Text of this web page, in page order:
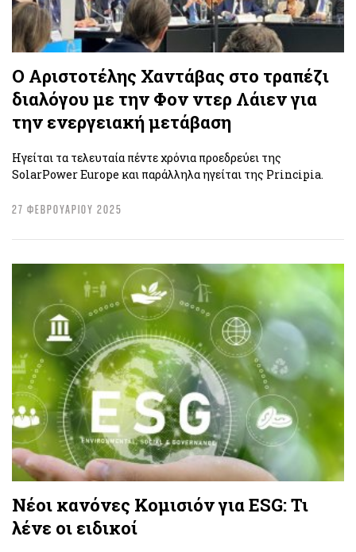
Ο Αριστοτέλης Χαντάβας στο τραπέζι
διαλόγου με την Φον ντερ Λάιεν για
την ενεργειακή μετάβαση
Ηγείται τα τελευταία πέντε χρόνια προεδρεύει της
SolarPower Europe και παράλληλα ηγείται της Principia.
27 ΦΕΒΡΟΥΑΡΙΟΥ 2025
Νέοι κανόνες Κομισιόν για ESG: Τι
λένε οι ειδικοί